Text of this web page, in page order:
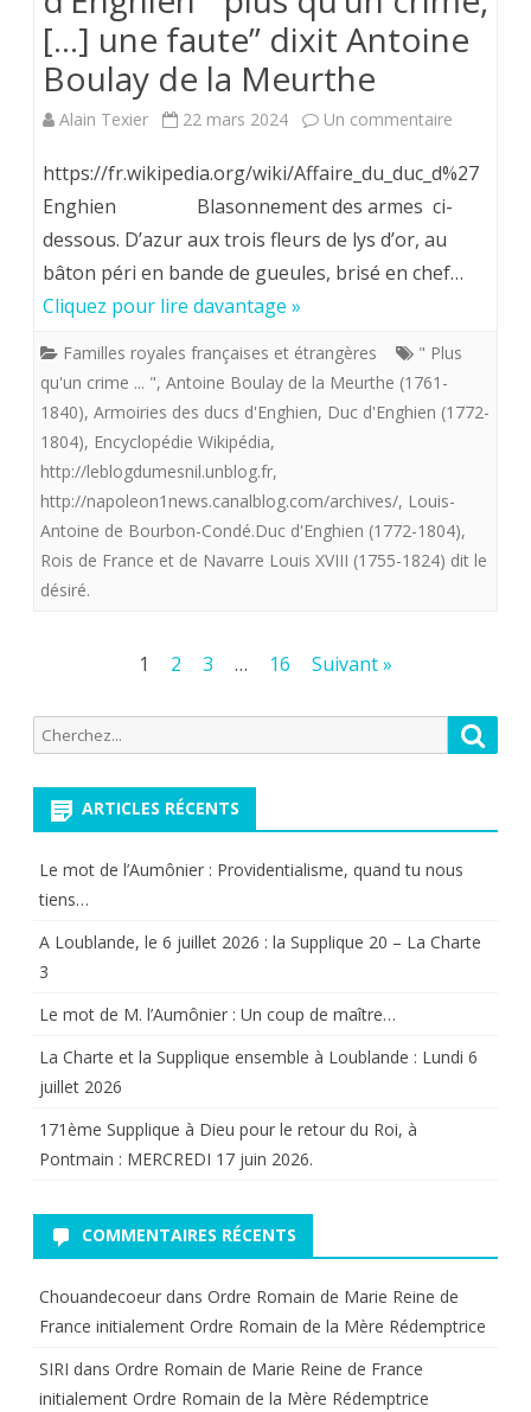
historique
du
profiter
la
à
Limoges
de
Franck
Abed
distingué
ami
chez
nous.
[…] une faute” dixit Antoine
Boulay de la Meurthe
Alain Texier 22 mars 2024 Un commentaire
le
1804
duc
crime,
faute”
Antoine
https://fr.wikipedia.org/wiki/Affaire_du_duc_d%27
Enghien Blasonnement des armes ci-
dessous. D’azur aux trois fleurs de lys d’or, au
bâton péri en bande de gueules, brisé en chef…
Cliquez pour lire davantage »
Familles royales françaises et étrangères
" Plus
qu'un crime ... ", Antoine Boulay de la Meurthe (1761-
1840), Armoiries des ducs d'Enghien, Duc d'Enghien (1772-
1804), Encyclopédie Wikipédia,
http://leblogdumesnil.unblog.fr,
http://napoleon1news.canalblog.com/archives/, Louis-
Antoine de Bourbon-Condé.Duc d'Enghien (1772-1804),
Rois de France et de Navarre Louis XVIII (1755-1824) dit le
désiré.
publications
1 2 3 … 16 Suivant »
Recherche
pour:
ARTICLES RÉCENTS
Le mot de l’Aumônier : Providentialisme, quand tu nous
tiens…
A Loublande, le 6 juillet 2026 : la Supplique 20 – La Charte
3
Le mot de M. l’Aumônier : Un coup de maître…
La Charte et la Supplique ensemble à Loublande : Lundi 6
juillet 2026
171ème Supplique à Dieu pour le retour du Roi, à
Pontmain : MERCREDI 17 juin 2026.
COMMENTAIRES RÉCENTS
Chouandecoeur dans Ordre Romain de Marie Reine de
France initialement Ordre Romain de la Mère Rédemptrice
SIRI dans Ordre Romain de Marie Reine de France
initialement Ordre Romain de la Mère Rédemptrice